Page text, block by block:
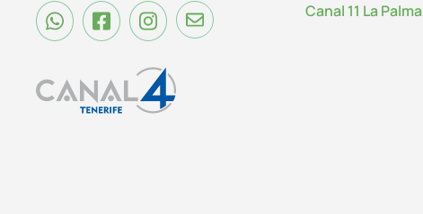
Canal 11 La Palma